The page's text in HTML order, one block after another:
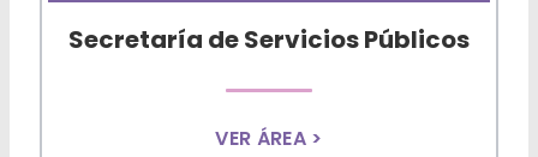
Secretaría de Servicios Públicos
VER ÁREA >